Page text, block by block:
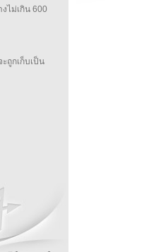
ไม่เกิน 600
ถูกเก็บเป็น